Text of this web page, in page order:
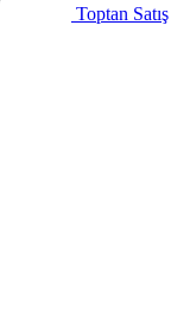
Toptan Satış